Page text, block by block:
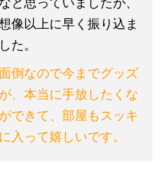
像以上に早く振り込ま
た。
倒なので今までグッズ
、本当に手放したくな
できて、部屋もスッキ
入って嬉しいです。